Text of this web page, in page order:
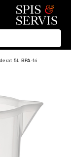
5L BPA-fri